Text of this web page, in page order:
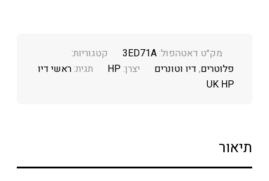
מק״ט דאטהפול:3ED71A
קטגוריות:
פלוטרים, דיו וטונרים יצרן:HP תגית:ראשי דיו
UK HP
תיאור